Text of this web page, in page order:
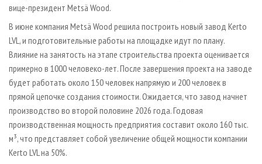
вице-президент Metsä Wood.
В июне компания Metsä Wood решила построить новый завод Kerto
LVL, и подготовительные работы на площадке идут по плану.
Влияние на занятость на этапе строительства проекта оценивается
примерно в 1000 человеко-лет. После завершения проекта на заводе
будет работать около 150 человек напрямую и 200 человек в
прямой цепочке создания стоимости. Ожидается, что завод начнет
производство во второй половине 2026 года. Годовая
производственная мощность предприятия составит около 160 тыс.
м³, что представляет собой увеличение общей мощности компании
Kerto LVL на 50%.